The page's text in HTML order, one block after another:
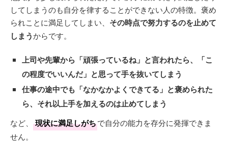
してしまうのも自分を律することができない人の特徴。褒め
られことに満足してしまい、 その時点で努力するのを止めて
しまうからです。
上司や先輩から 「頑張っているね」 と言われたら、
「こ
の程度でいいんだ」 と思って手を抜いてしまう
仕事の途中でも 「なかなかよくできてる」 と褒められた
ら、それ以上手を加えるのは止めてしまう
など、 現状に満足しがちで自分の能力を存分に発揮できま
せん。